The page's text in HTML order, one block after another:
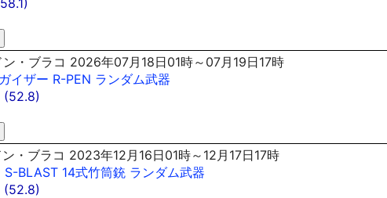
・ブラコ 2026年07月18日01時～07月19日17時
イザー R-PEN ランダム武器
(52.8)
・ブラコ 2023年12月16日01時～12月17日17時
S-BLAST 14式竹筒銃 ランダム武器
(52.8)